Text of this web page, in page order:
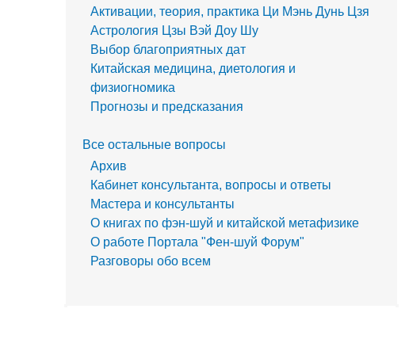
Активации, теория, практика Ци Мэнь Дунь Цзя
Астрология Цзы Вэй Доу Шу
Выбор благоприятных дат
Китайская медицина, диетология и
физиогномика
Прогнозы и предсказания
Все остальные вопросы
Архив
Кабинет консультанта, вопросы и ответы
Мастера и консультанты
О книгах по фэн-шуй и китайской метафизике
О работе Портала "Фен-шуй Форум"
Разговоры обо всем